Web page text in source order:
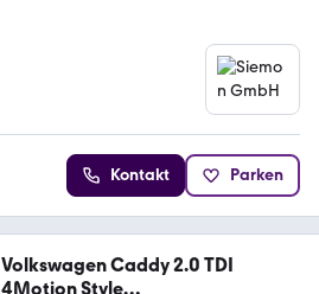
Kontakt Parken
Volkswagen Caddy 2.0 TDI
4Motion Style